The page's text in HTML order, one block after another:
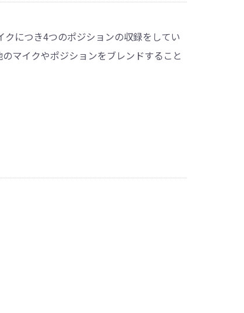
クにつき4つのポジションの収録をしてい
マイクやポジションをブレンドすること